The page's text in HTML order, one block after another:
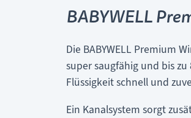
BABYWELL
Die BABYWELL Premium
super saugfähig und bis zu
Flüssigkeit schnell und
Ein Kanalsystem sorgt